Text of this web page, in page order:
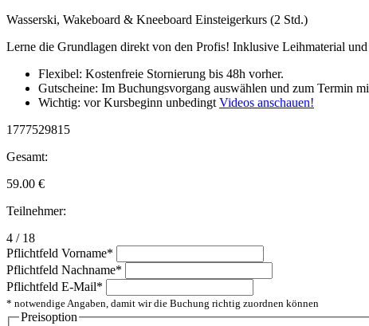
Wasserski, Wakeboard & Kneeboard Einsteigerkurs (2 Std.)
Lerne die Grundlagen direkt von den Profis! Inklusive Leihmaterial
Flexibel: Kostenfreie Stornierung bis 48h vorher.
Gutscheine: Im Buchungsvorgang auswählen und zum Termin
Wichtig: vor Kursbeginn unbedingt Videos anschauen!
1777529815
Gesamt:
59.00 €
Teilnehmer:
4 / 18
Pflichtfeld Vorname*
Pflichtfeld Nachname*
Pflichtfeld E-Mail*
* notwendige Angaben, damit wir die Buchung richtig zuordnen können
Preisoption